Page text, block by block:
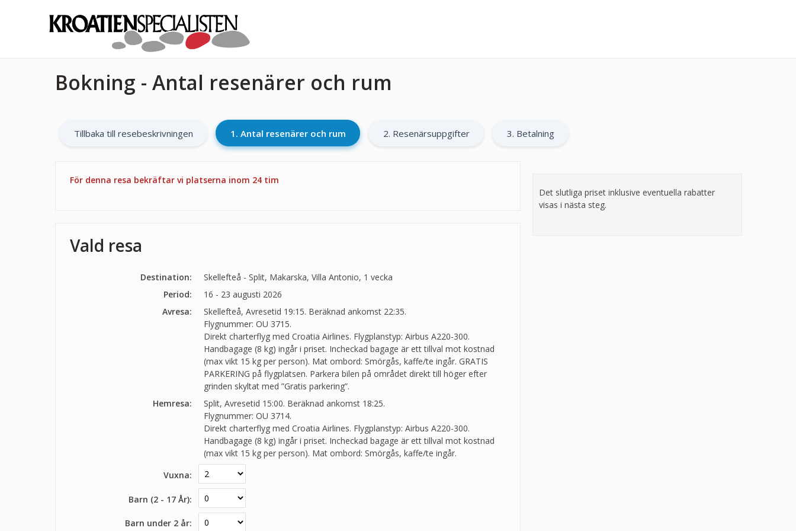
Bokning - Antal resenärer och rum
Tillbaka till resebeskrivningen 1. Antal resenärer och rum 2. Resenärsuppgifter 3. Betalning
För denna resa bekräftar vi platserna inom 24 tim
Vald resa
Destination:
Skellefteå - Split, Makarska, Villa Antonio, 1 vecka
Period:
16 - 23 augusti 2026
Avresa:
Skellefteå, Avresetid 19:15. Beräknad ankomst 22:35.
Flygnummer: OU 3715.
Direkt charterflyg med Croatia Airlines. Flygplanstyp: Airbus A220-300.
Handbagage (8 kg) ingår i priset. Incheckad bagage är ett tillval mot kostnad
(max vikt 15 kg per person). Mat ombord: Smörgås, kaffe/te ingår. GRATIS
PARKERING på flygplatsen. Parkera bilen på området direkt till höger efter
grinden skyltat med ”Gratis parkering”.
Hemresa:
Split, Avresetid 15:00. Beräknad ankomst 18:25.
Flygnummer: OU 3714.
Direkt charterflyg med Croatia Airlines. Flygplanstyp: Airbus A220-300.
Handbagage (8 kg) ingår i priset. Incheckad bagage är ett tillval mot kostnad
(max vikt 15 kg per person). Mat ombord: Smörgås, kaffe/te ingår.
Vuxna:
Barn (2 - 17 År):
Barn under 2 år:
Det slutliga priset inklusive eventuella rabatter
visas i nästa steg.